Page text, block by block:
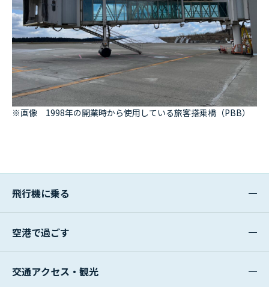
※画像 1998年の開業時から使用している旅客搭乗橋（PBB）
飛行機に乗る
空港で過ごす
交通アクセス・観光